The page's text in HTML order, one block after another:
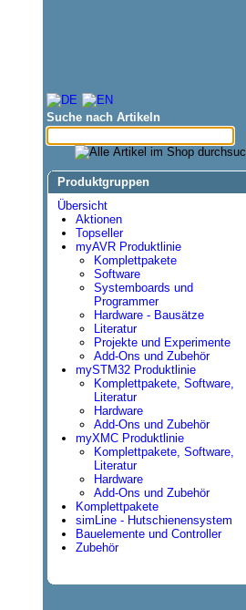
Suche nach Artikeln
Produktgruppen
Übersicht
Aktionen
Topseller
myAVR Produktlinie
Komplettpakete
Software
Systemboards und
Programmer
Hardware - Bausätze
Literatur
Projekte und Experimente
Add-Ons und Zubehör
mySTM32 Produktlinie
Komplettpakete, Software,
Literatur
Hardware
Add-Ons und Zubehör
myXMC Produktlinie
Komplettpakete, Software,
Literatur
Hardware
Add-Ons und Zubehör
Komplettpakete
simLine - Hutschienensystem
Bauelemente und Controller
Zubehör